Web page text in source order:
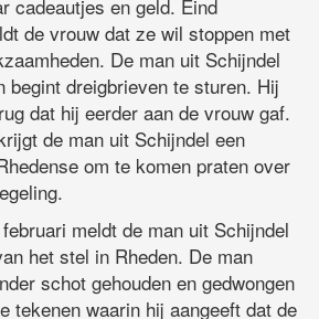
cadeautjes en geld. Eind
de vrouw dat ze wil stoppen met
De man uit Schijndel
begint dreigbrieven te sturen. Hij
dat hij eerder aan de vrouw gaf.
de man uit Schijndel een
om te komen praten over
meldt de man uit Schijndel
het stel in Rheden. De man
schot gehouden en gedwongen
tekenen waarin hij aangeeft dat de